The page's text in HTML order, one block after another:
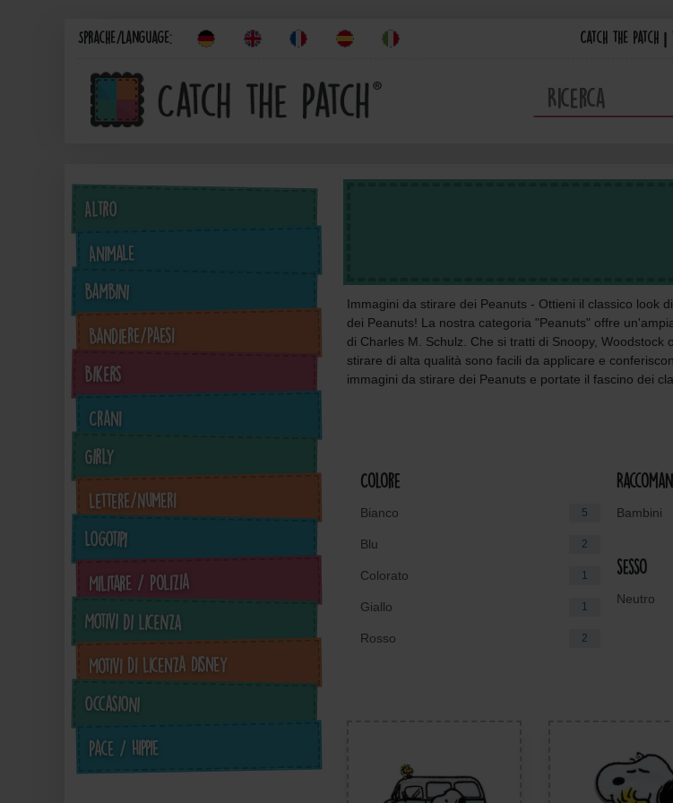
Sprache/Language: Catch the Patch
Altro
Animale
Bambini
Bandiere/Paesi
Bikers
Crani
Girly
Lettere/Numeri
Logotipi
Militare / Polizia
Motivi di licenza
Motivi di licenza Disney
Occasioni
Pace / Hippie
Immagini da stirare dei Peanuts - Ottieni il classico look
dei Peanuts! La nostra categoria "Peanuts" offre
di Charles M. Schulz. Che si tratti di Snoopy,
stirare di alta qualità sono facili da applicare e
immagini da stirare dei Peanuts e portate il fascino dei
Colore
Bianco 5
Blu 2
Colorato 1
Giallo 1
Rosso 2
Bambini
sesso
Neutro